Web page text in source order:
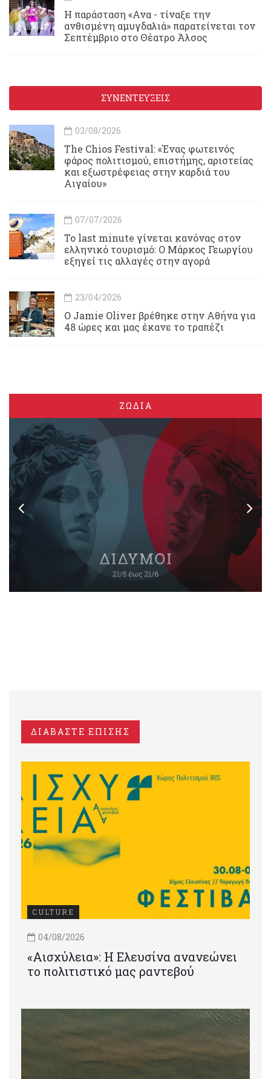
Η παράσταση «Ανα - τίναξε την
ανθισμένη αμυγδαλιά» παρατείνεται τον
Σεπτέμβριο στο Θέατρο Άλσος
ΣΥΝΕΝΤΕΥΞΕΙΣ
03/08/2026
Τhe Chios Festival: «Ένας φωτεινός
φάρος πολιτισμού, επιστήμης, αριστείας
και εξωστρέφειας στην καρδιά του
Αιγαίου»
07/07/2026
Το last minute γίνεται κανόνας στον
ελληνικό τουρισμό: Ο Μάρκος Γεωργίου
εξηγεί τις αλλαγές στην αγορά
23/04/2026
Ο Jamie Oliver βρέθηκε στην Αθήνα για
48 ώρες και μας έκανε το τραπέζι
ΖΩΔΙΑ
ΔΙΑΒΑΣΤΕ ΕΠΙΣΗΣ
CULTURE
04/08/2026
«Αισχύλεια»: Η Ελευσίνα ανανεώνει
το πολιτιστικό μας ραντεβού